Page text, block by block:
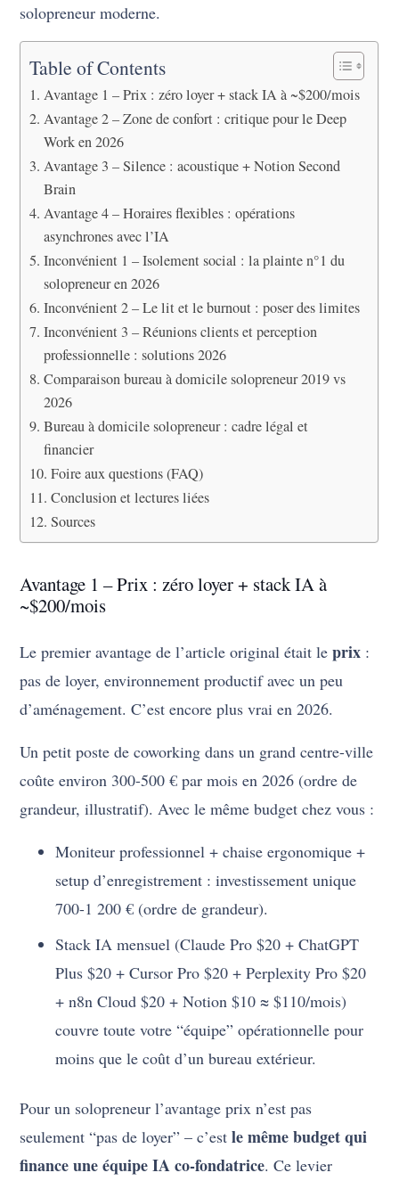
solopreneur moderne.
Table of Contents
Avantage 1 – Prix : zéro loyer + stack IA à ~$200/mois
Avantage 2 – Zone de confort : critique pour le Deep
Work en 2026
Avantage 3 – Silence : acoustique + Notion Second
Brain
Avantage 4 – Horaires flexibles : opérations
asynchrones avec l’IA
Inconvénient 1 – Isolement social : la plainte n°1 du
solopreneur en 2026
Inconvénient 2 – Le lit et le burnout : poser des limites
Inconvénient 3 – Réunions clients et perception
professionnelle : solutions 2026
Comparaison bureau à domicile solopreneur 2019 vs
2026
Bureau à domicile solopreneur : cadre légal et
financier
Foire aux questions (FAQ)
Conclusion et lectures liées
Sources
Avantage 1 – Prix : zéro loyer + stack IA à
~$200/mois
Le premier avantage de l’article original était leprix :
pas de loyer, environnement productif avec un peu
d’aménagement. C’est encore plus vrai en 2026.
Un petit poste de coworking dans un grand centre-ville
coûte environ 300-500 € par mois en 2026 (ordre de
grandeur, illustratif). Avec le même budget chez vous :
Moniteur professionnel + chaise ergonomique +
setup d’enregistrement : investissement unique
700-1 200 € (ordre de grandeur).
Stack IA mensuel (Claude Pro $20 + ChatGPT
Plus $20 + Cursor Pro $20 + Perplexity Pro $20
+ n8n Cloud $20 + Notion $10 ≈ $110/mois)
couvre toute votre “équipe” opérationnelle pour
moins que le coût d’un bureau extérieur.
Pour un solopreneur l’avantage prix n’est pas
seulement “pas de loyer” – c’estle même budget qui
finance une équipe IA co-fondatrice. Ce levier